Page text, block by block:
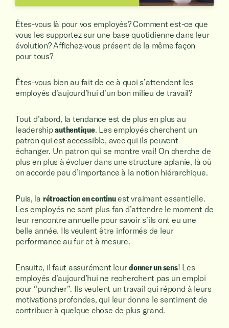
Êtes-vous là pour vos employés? Comment est-ce que
vous les supportez sur une base quotidienne dans leur
évolution? Affichez-vous présent de la même façon
pour tous?
Êtes-vous bien au fait de ce à quoi s’attendent les
employés d’aujourd’hui d’un bon milieu de travail?
Tout d’abord, la tendance est de plus en plus au
leadershipauthentique. Les employés cherchent un
patron qui est accessible, avec qui ils peuvent
échanger. Un patron qui se montre vrai! On cherche de
plus en plus à évoluer dans une structure aplanie, là où
on accorde peu d’importance à la notion hiérarchique.
Puis, la rétroaction en continuest vraiment essentielle.
Les employés ne sont plus fan d’attendre le moment de
leur rencontre annuelle pour savoir s’ils ont eu une
belle année. Ils veulent être informés de leur
performance au fur et à mesure.
Ensuite, il faut assurément leurdonner un sens! Les
employés d’aujourd’hui ne recherchent pas un emploi
pour ‘’puncher’’. Ils veulent un travail qui répond à leurs
motivations profondes, qui leur donne le sentiment de
contribuer à quelque chose de plus grand.